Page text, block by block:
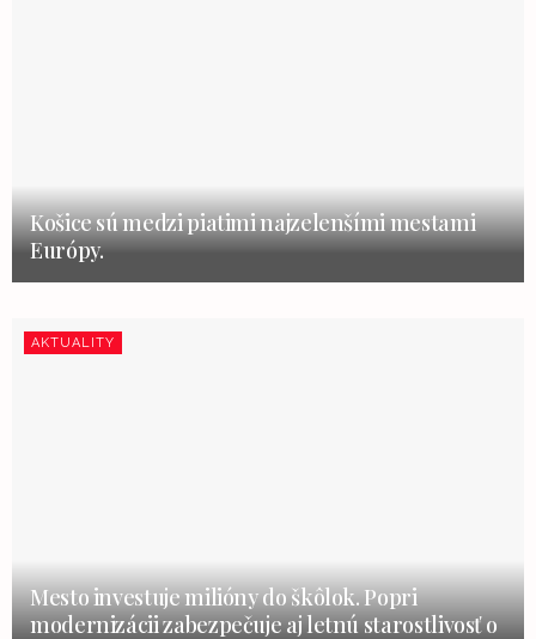
Košice sú medzi piatimi najzelenšími mestami
Európy.
AKTUALITY
Mesto investuje milióny do škôlok. Popri
modernizácii zabezpečuje aj letnú starostlivosť o